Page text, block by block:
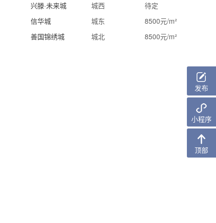
兴滕·未来城
城西
待定
信华城
城东
8500元/m²
善国锦绣城
城北 8500元/m²
发布
小程序
顶部